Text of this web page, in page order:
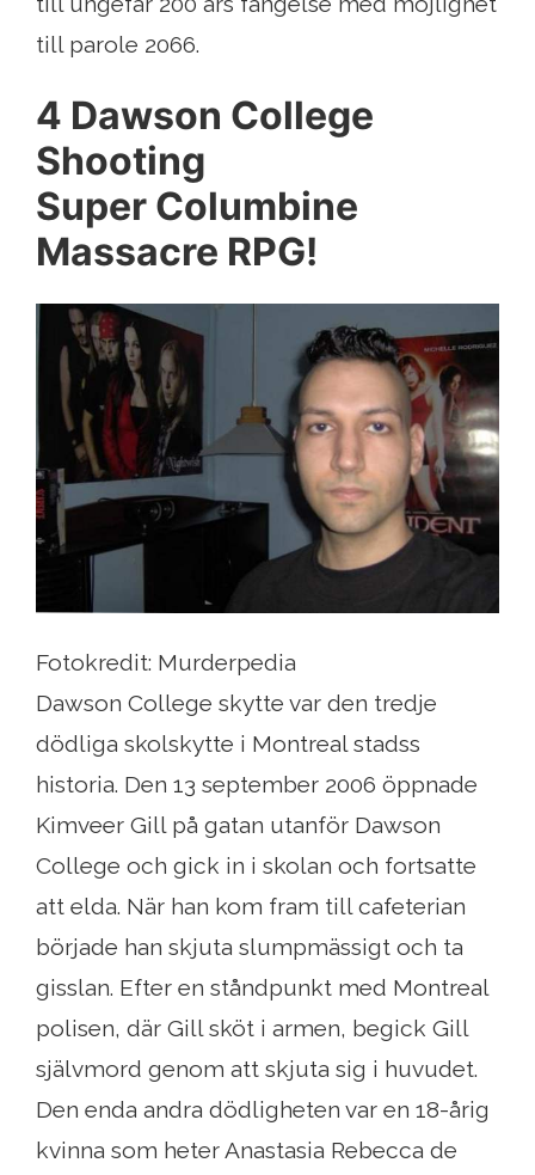
till parole 2066.
4 Dawson College
Shooting
Super Columbine
Massacre RPG!
Fotokredit: Murderpedia
Dawson College skytte var den tredje
dödliga skolskytte i Montreal stadss
historia. Den 13 september 2006 öppnade
Kimveer Gill på gatan utanför Dawson
College och gick in i skolan och fortsatte
att elda. När han kom fram till cafeterian
började han skjuta slumpmässigt och ta
gisslan. Efter en ståndpunkt med Montreal
polisen, där Gill sköt i armen, begick Gill
självmord genom att skjuta sig i huvudet.
Den enda andra dödligheten var en 18-årig
kvinna som heter Anastasia Rebecca de